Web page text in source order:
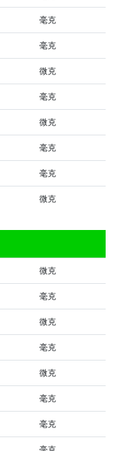
毫克
毫克
微克
毫克
微克
毫克
毫克
微克
微克
毫克
微克
毫克
微克
毫克
毫克
毫克